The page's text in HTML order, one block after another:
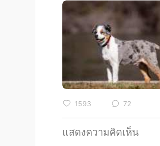
1593 72
แสดงความคิดเห็น